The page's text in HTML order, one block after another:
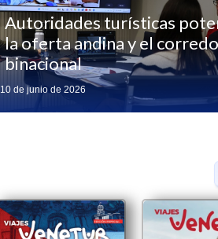
Autoridades turísticas
la oferta andina y el
binacional
10 de junio de 2026